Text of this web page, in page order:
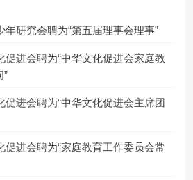
研究会聘为“第五届理事会理事”
促进会聘为“中华文化促进会家庭教
”
促进会聘为“中华文化促进会主席团
促进会聘为“家庭教育工作委员会常